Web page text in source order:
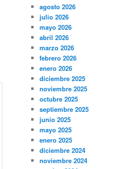
agosto 2026
julio 2026
mayo 2026
abril 2026
marzo 2026
febrero 2026
enero 2026
diciembre 2025
noviembre 2025
octubre 2025
septiembre 2025
junio 2025
mayo 2025
enero 2025
diciembre 2024
noviembre 2024